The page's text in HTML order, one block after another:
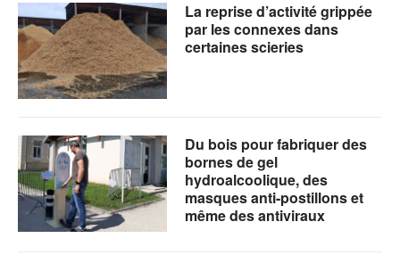
La reprise d’activité grippée
par les connexes dans
certaines scieries
Du bois pour fabriquer des
bornes de gel
hydroalcoolique, des
masques anti-postillons et
même des antiviraux